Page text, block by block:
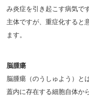
み炎症を引き起こす病気で
主体ですが、重症化すると
ます。
脳腫瘍
脳腫瘍（のうしゅよう）と
蓋内に存在する細胞自体か